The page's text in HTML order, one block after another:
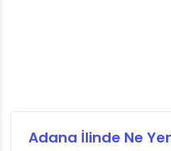
Adana İlinde Ne